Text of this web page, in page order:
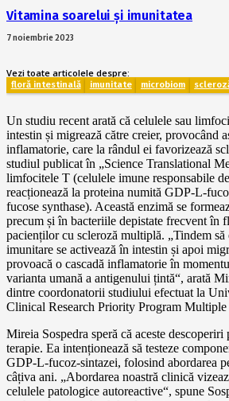
Vitamina soarelui și imunitatea
7 noiembrie 2023
Vezi toate articolele despre:
floră intestinală imunitate microbiom
Un studiu recent arată că celulele sau
intestin și migrează către creier, provocând
inflamatorie, care la rândul ei favorizează
studiul publicat în „Science Translational
limfocitele T (celulele imune responsabile
reacționează la proteina numită GDP-L-
fucose synthase). Această enzimă se
precum și în bacteriile depistate frecvent în
pacienților cu scleroză multiplă. „Tindem să
imunitare se activează în intestin și apoi
provoacă o cascadă inflamatorie în
varianta umană a antigenului țintă“, arată
dintre coordonatorii studiului efectuat la
Clinical Research Priority Program Multiple
Mireia Sospedra speră că aceste
terapie. Ea intenționează să testeze
GDP-L-fucoz-sintazei, folosind abordarea
câțiva ani. „Abordarea noastră clinică
celulele patologice autoreactive“, spune